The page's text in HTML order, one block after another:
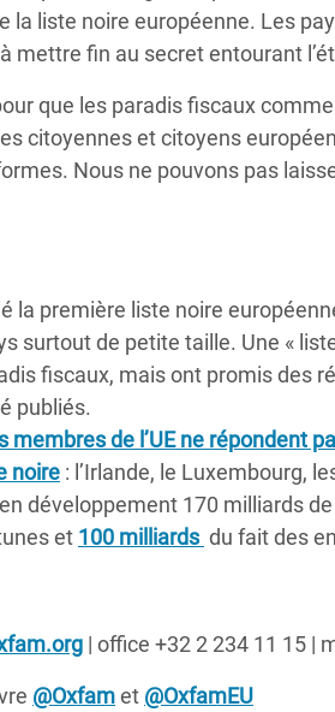
la liste noire européenne. Les
mettre fin au secret entourant
que les paradis fiscaux
citoyennes et citoyens
Nous ne pouvons pas
la première liste noire
surtout de petite taille. Une «
fiscaux, mais ont promis des
publiés.
membres de l’UE ne répondent
noire : l’Irlande, le Luxembourg,
développement 170 milliards
et 100 milliards du fait des
| office +32 2 234 11 15 |
@Oxfamet @OxfamEU